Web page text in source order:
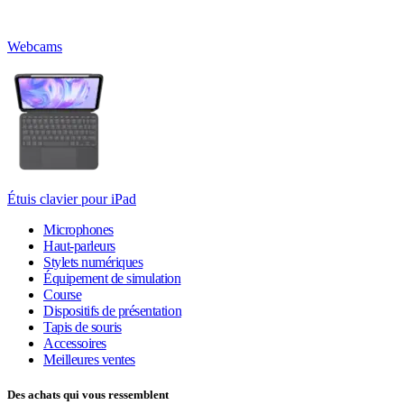
Webcams
Étuis clavier pour iPad
Microphones
Haut-parleurs
Stylets numériques
Équipement de simulation
Course
Dispositifs de présentation
Tapis de souris
Accessoires
Meilleures ventes
Des achats qui vous ressemblent